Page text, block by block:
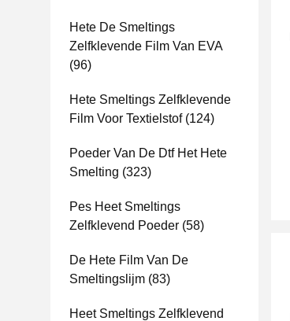
Hete De Smeltings
Zelfklevende Film Van EVA
(96)
Hete Smeltings Zelfklevende
Film Voor Textielstof(124)
Poeder Van De Dtf Het Hete
Smelting (323)
Pes Heet Smeltings
Zelfklevend Poeder (58)
De Hete Film Van De
Smeltingslijm (83)
Heet Smeltings Zelfklevend